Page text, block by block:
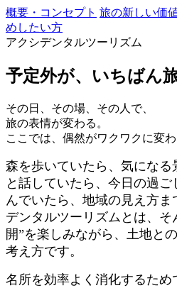
概要・コンセプト 旅の新しい価
めしたい方
アクシデンタルツーリズム
予定外が、いちばん
その日、その場、その人で、
旅の表情が変わる。
ここでは、偶然がワクワクに変わ
森を歩いていたら、気にな
と話していたら、今日の過
んでいたら、地域の見え方
デンタルツーリズムとは、そ
開”を楽しみながら、土地と
考え方です。
名所を効率よく消化するた